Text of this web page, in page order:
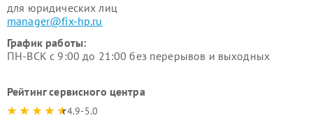
для юридических лиц
manager@fix-hp.ru
График работы:
ПН-ВСК с 9:00 до 21:00 без перерывов и выходных
Рейтинг сервисного центра
4.9-5.0